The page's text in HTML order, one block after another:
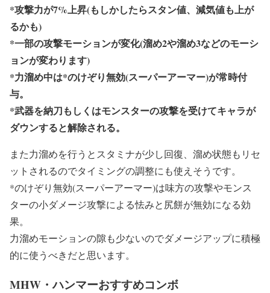
*攻撃力が7%上昇(もしかしたらスタン値、減気値も上が
るかも)
*一部の攻撃モーションが変化(溜め2や溜め3などのモーシ
ョンが変わります)
*力溜め中は*のけぞり無効(スーパーアーマー)が常時付
与。
*武器を納刀もしくはモンスターの攻撃を受けてキャラが
ダウンすると解除される。
また力溜めを行うとスタミナが少し回復、溜め状態もリセ
ットされるのでタイミングの調整にも使えそうです。
*のけぞり無効(スーパーアーマー)は味方の攻撃やモンス
ターの小ダメージ攻撃による怯みと尻餅が無効になる効
果。
力溜めモーションの隙も少ないのでダメージアップに積極
的に使うべきだと思います。
MHW・ハンマーおすすめコンボ